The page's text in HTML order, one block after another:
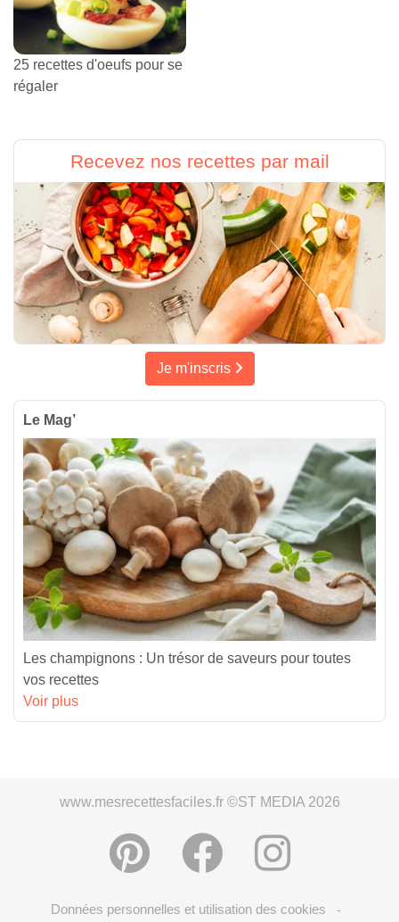
25 recettes d'oeufs pour se
régaler
Recevez nos recettes par mail
Je m'inscris
Le Mag’
Les champignons : Un trésor de saveurs pour toutes
vos recettes
Voir plus
www.mesrecettesfaciles.fr ©ST MEDIA 2026
Données personnelles et utilisation des cookies -